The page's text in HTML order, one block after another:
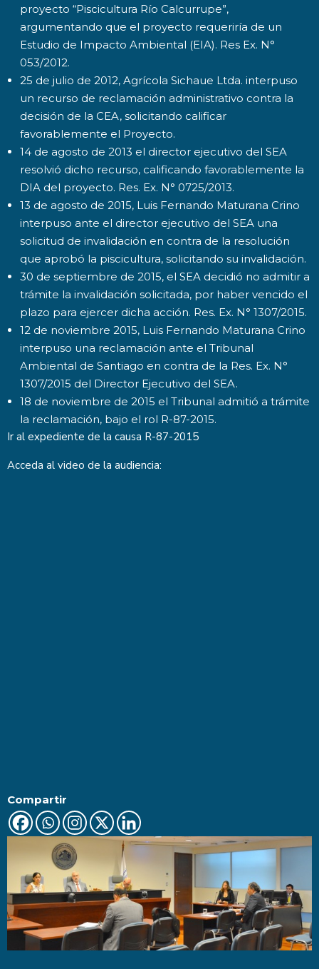
proyecto “Piscicultura Río Calcurrupe”,
argumentando que el proyecto requeriría de un
Estudio de Impacto Ambiental (EIA). Res Ex. N°
053/2012.
25 de julio de 2012, Agrícola Sichaue Ltda. interpuso
un recurso de reclamación administrativo contra la
decisión de la CEA, solicitando calificar
favorablemente el Proyecto.
14 de agosto de 2013 el director ejecutivo del SEA
resolvió dicho recurso, calificando favorablemente la
DIA del proyecto. Res. Ex. N° 0725/2013.
13 de agosto de 2015, Luis Fernando Maturana Crino
interpuso ante el director ejecutivo del SEA una
solicitud de invalidación en contra de la resolución
que aprobó la piscicultura, solicitando su invalidación.
30 de septiembre de 2015, el SEA decidió no admitir a
trámite la invalidación solicitada, por haber vencido el
plazo para ejercer dicha acción. Res. Ex. N° 1307/2015.
12 de noviembre 2015, Luis Fernando Maturana Crino
interpuso una reclamación ante el Tribunal
Ambiental de Santiago en contra de la Res. Ex. N°
1307/2015 del Director Ejecutivo del SEA.
18 de noviembre de 2015 el Tribunal admitió a trámite
la reclamación, bajo el rol R-87-2015.
Ir al expediente de la causa R-87-2015
Acceda al video de la audiencia:
Compartir